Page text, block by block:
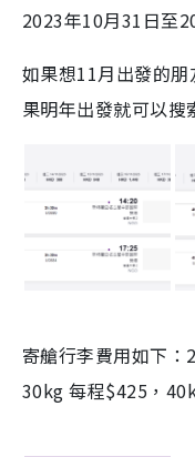
2023年10月31日至
如果想11月出發的
果明年出發就可以搜
寄艙行李費用如下
30kg 每程$425，